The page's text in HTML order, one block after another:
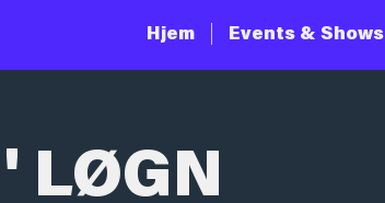
Hjem Events & Shows
LØGN